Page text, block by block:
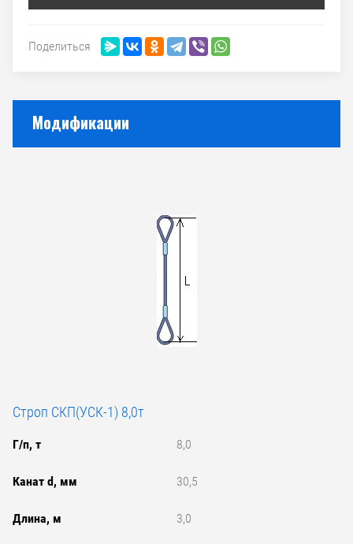
Поделиться
Модификации
Строп СКП(УСК-1) 8,0т
Г/п, т 8,0
Канат d, мм 30,5
Длина, м 3,0